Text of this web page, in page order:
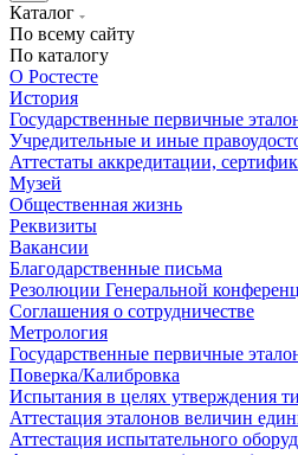
Каталог
По всему сайту
По каталогу
О Ростесте
История
Государственные первичные
Учредительные и иные
Аттестаты аккредитации,
Музей
Общественная жизнь
Реквизиты
Вакансии
Благодарственные письма
Резолюции Генеральной
Соглашения о сотрудничестве
Метрология
Государственные первичные
Поверка/Калибровка
Испытания в целях утверждения
Аттестация эталонов величин
Аттестация испытательного